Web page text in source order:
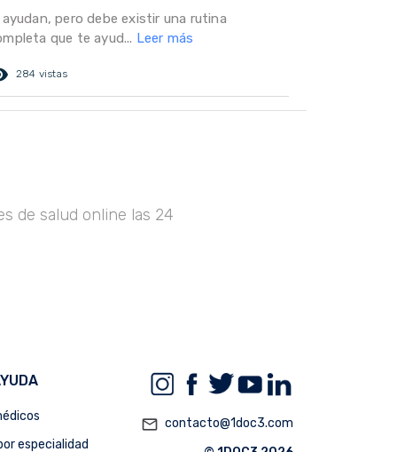
ayudan, pero debe existir una rutina
que te ayud... Leer más
284 vistas
de salud online las 24
especialidad
mail_outline contacto@1doc3.com